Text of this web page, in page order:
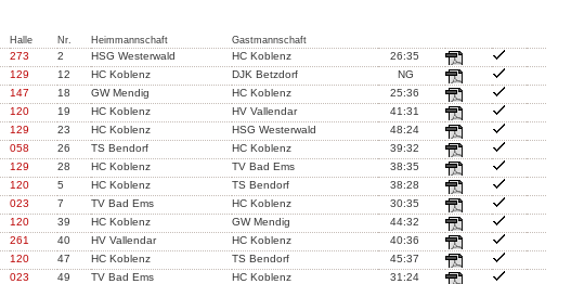
Halle Nr. Heimmannschaft Gastmannschaft
273 2 HSG Westerwald HC Koblenz
26:35
129 12 HC Koblenz DJK Betzdorf
NG
147 18 GW Mendig HC Koblenz
25:36
120 19 HC Koblenz HV Vallendar
41:31
129 23 HC Koblenz HSG Westerwald
48:24
058 26 TS Bendorf HC Koblenz
39:32
129 28 HC Koblenz TV Bad Ems
38:35
120 5 HC Koblenz TS Bendorf
38:28
023 7 TV Bad Ems HC Koblenz
30:35
120 39 HC Koblenz GW Mendig
44:32
261 40 HV Vallendar HC Koblenz
40:36
120 47 HC Koblenz TS Bendorf
45:37
023 49 TV Bad Ems HC Koblenz
31:24